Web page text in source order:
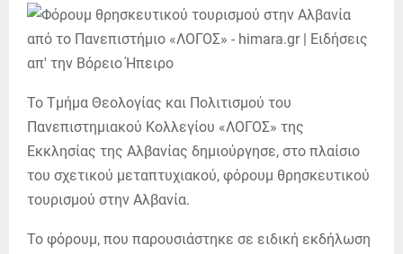
Το Τμήμα Θεολογίας και Πολιτισμού του
Πανεπιστημιακού Κολλεγίου «ΛΟΓΟΣ» της
Εκκλησίας της Αλβανίας δημιούργησε, στο πλαίσιο
του σχετικού μεταπτυχιακού, φόρουμ θρησκευτικού
τουρισμού στην Αλβανία.
Το φόρουμ, που παρουσιάστηκε σε ειδική εκδήλωση